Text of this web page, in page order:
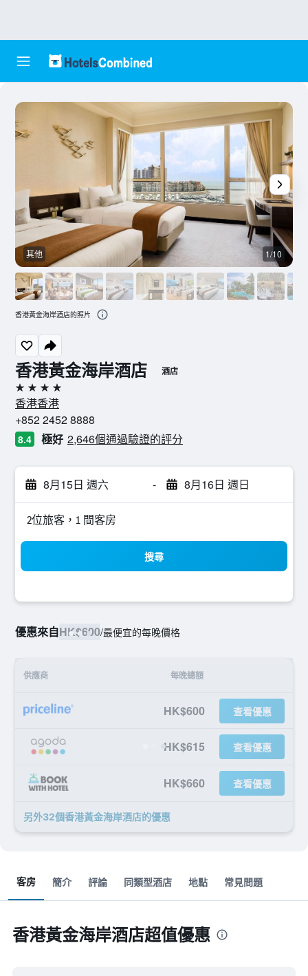
香港黃金海岸酒店 酒店
4星級
香港香港
+852 2452 8888
8.4 極好 2,646個通過驗證的評分
8月15日 週六 - 8月16日 週日
2位旅客，1 間客房
搜尋
優惠來自HK$600/最便宜的每晚價格
供應商 每晚總額
HK$600 查看優惠
HK$615 查看優惠
HK$660 查看優惠
另外32個香港黃金海岸酒店​的優惠
其他 1/10
香港黃金海岸酒店的照片
客房 簡介 評論 同類型酒店 地點 常見問題
香港黃金海岸酒店超值優惠